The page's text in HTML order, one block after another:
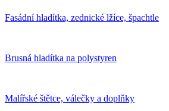
Fasádní hladítka, zednické lžíce, špachtle
Brusná hladítka na polystyren
Malířské štětce, válečky a doplňky